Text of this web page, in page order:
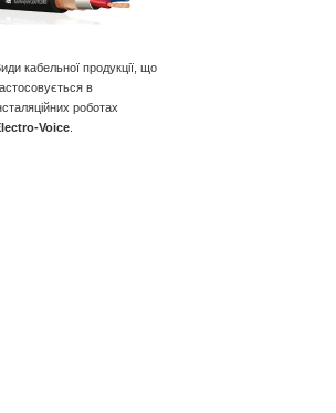
кабельної продукції, що
в
роботах
Voice